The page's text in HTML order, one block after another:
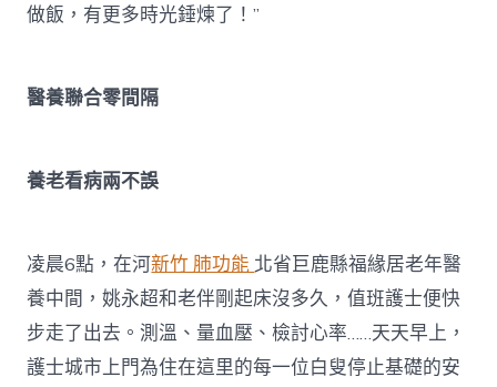
做飯，有更多時光錘煉了！”
醫養聯合零間隔
養老看病兩不誤
凌晨6點，在河新竹 肺功能北省巨鹿縣福緣居老年醫
養中間，姚永超和老伴剛起床沒多久，值班護士便快
步走了出去。測溫、量血壓、檢討心率……天天早上，
護士城市上門為住在這里的每一位白叟停止基礎的安